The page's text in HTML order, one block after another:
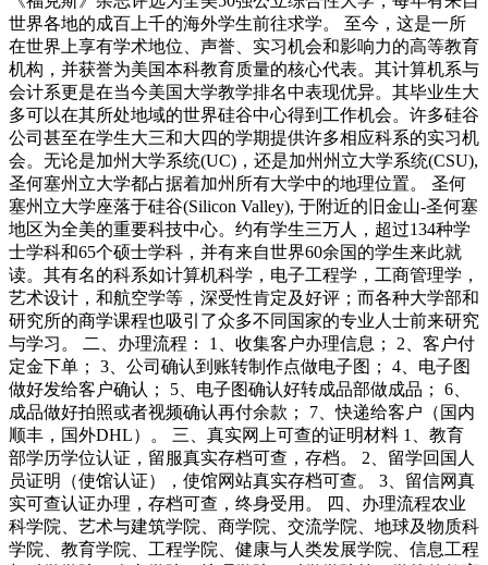
世界各地的成百上千的海外学生前往求学。 至今，这是一所
在世界上享有学术地位、声誉、实习机会和影响力的高等教育
机构，并获誉为美国本科教育质量的核心代表。其计算机系与
会计系更是在当今美国大学教学排名中表现优异。其毕业生大
多可以在其所处地域的世界硅谷中心得到工作机会。许多硅谷
公司甚至在学生大三和大四的学期提供许多相应科系的实习机
会。无论是加州大学系统(UC)，还是加州州立大学系统(CSU),
圣何塞州立大学都占据着加州所有大学中的地理位置。 圣何
塞州立大学座落于硅谷(Silicon Valley), 于附近的旧金山-圣何塞
地区为全美的重要科技中心。约有学生三万人，超过134种学
士学科和65个硕士学科，并有来自世界60余国的学生来此就
读。其有名的科系如计算机科学，电子工程学，工商管理学，
艺术设计，和航空学等，深受性肯定及好评；而各种大学部和
研究所的商学课程也吸引了众多不同国家的专业人士前来研究
与学习。 二、办理流程： 1、收集客户办理信息； 2、客户付
定金下单； 3、公司确认到账转制作点做电子图； 4、电子图
做好发给客户确认； 5、电子图确认好转成品部做成品； 6、
成品做好拍照或者视频确认再付余款； 7、快递给客户（国内
顺丰，国外DHL）。 三、真实网上可查的证明材料 1、教育
部学历学位认证，留服真实存档可查，存档。 2、留学回国人
员证明（使馆认证），使馆网站真实存档可查。 3、留信网真
实可查认证办理，存档可查，终身受用。 四、办理流程农业
科学院、艺术与建筑学院、商学院、交流学院、地球及物质科
学院、教育学院、工程学院、健康与人类发展学院、信息工程